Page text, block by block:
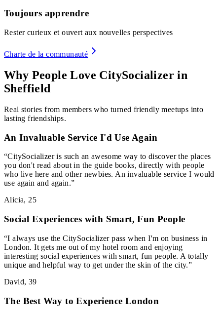
Toujours apprendre
Rester curieux et ouvert aux nouvelles perspectives
Charte de la communauté
Why People Love CitySocializer in
Sheffield
Real stories from members who turned friendly meetups into
lasting friendships.
An Invaluable Service I'd Use Again
“CitySocializer is such an awesome way to discover the places
you don't read about in the guide books, directly with people
who live here and other newbies. An invaluable service I would
use again and again.”
Alicia,25
Social Experiences with Smart, Fun People
“I always use the CitySocializer pass when I'm on business in
London. It gets me out of my hotel room and enjoying
interesting social experiences with smart, fun people. A totally
unique and helpful way to get under the skin of the city.”
David, 39
The Best Way to Experience London